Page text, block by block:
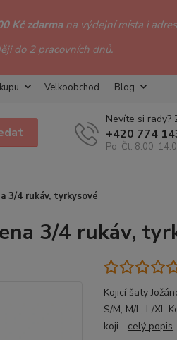
Kč zdarmana výdejní místa i
do 2 pracovních dnů.
Velkoobchod Blog
Nevíte si rady?
+420 774
Po-Čt: 8.00-
3/4 rukáv, tyrkysové
3/4 rukáv,
Kojicí šaty
S/M, M/L, L/XL
koji... celý popis